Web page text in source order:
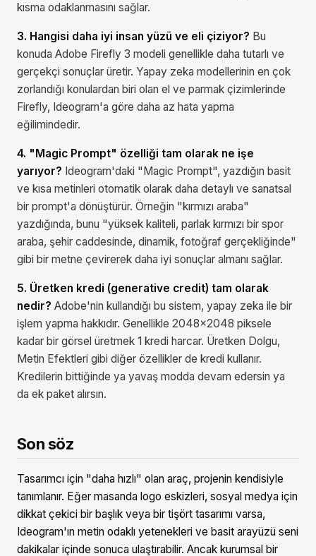
kısma odaklanmasını sağlar.
3. Hangisi daha iyi insan yüzü ve eli çiziyor? Bu
konuda Adobe Firefly 3 modeli genellikle daha tutarlı ve
gerçekçi sonuçlar üretir. Yapay zeka modellerinin en çok
zorlandığı konulardan biri olan el ve parmak çizimlerinde
Firefly, Ideogram'a göre daha az hata yapma
eğilimindedir.
4. "Magic Prompt" özelliği tam olarak ne işe
yarıyor? Ideogram'daki "Magic Prompt", yazdığın basit
ve kısa metinleri otomatik olarak daha detaylı ve sanatsal
bir prompt'a dönüştürür. Örneğin "kırmızı araba"
yazdığında, bunu "yüksek kaliteli, parlak kırmızı bir spor
araba, şehir caddesinde, dinamik, fotoğraf gerçekliğinde"
gibi bir metne çevirerek daha iyi sonuçlar almanı sağlar.
5. Üretken kredi (generative credit) tam olarak
nedir? Adobe'nin kullandığı bu sistem, yapay zeka ile bir
işlem yapma hakkıdır. Genellikle 2048x2048 piksele
kadar bir görsel üretmek 1 kredi harcar. Üretken Dolgu,
Metin Efektleri gibi diğer özellikler de kredi kullanır.
Kredilerin bittiğinde ya yavaş modda devam edersin ya
da ek paket alırsın.
Son söz
Tasarımcı için "daha hızlı" olan araç, projenin kendisiyle
tanımlanır. Eğer masanda logo eskizleri, sosyal medya için
dikkat çekici bir başlık veya bir tişört tasarımı varsa,
Ideogram'ın metin odaklı yetenekleri ve basit arayüzü seni
dakikalar içinde sonuca ulaştırabilir. Ancak kurumsal bir